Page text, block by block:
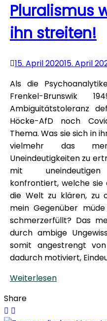
Pluralismus
ihn streiten!
15. April 202015. April
Als die
Frenkel-Brunswik
Ambiguitätstoleranz
Höcke-AfD noch
Thema. Was sie sich in
vielmehr das
Uneindeutigkeiten zu
mit uneindeutigen
konfrontiert, welche sie
die Welt zu klären, zu
mein Gegenüber
schmerzerfüllt? Das
durch ambige
somit angestrengt
dadurch motiviert,
Weiterlesen
Share